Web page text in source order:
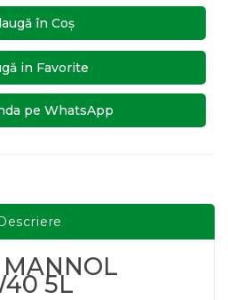
în Coş
in Favorite
pe WhatsApp
5L